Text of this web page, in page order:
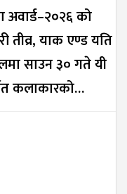
अवार्ड–२०२६ को
तीव्र, याक एण्ड यति
साउन ३० गते यी
कलाकारको…